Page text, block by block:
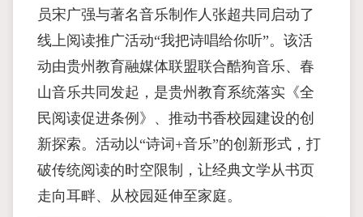
员宋广强与著名音乐制作人张超共同启动了
线上阅读推广活动“我把诗唱给你听”。该活
动由贵州教育融媒体联盟联合酷狗音乐、春
山音乐共同发起，是贵州教育系统落实《全
民阅读促进条例》、推动书香校园建设的创
新探索。活动以“诗词+音乐”的创新形式，打
破传统阅读的时空限制，让经典文学从书页
走向耳畔、从校园延伸至家庭。